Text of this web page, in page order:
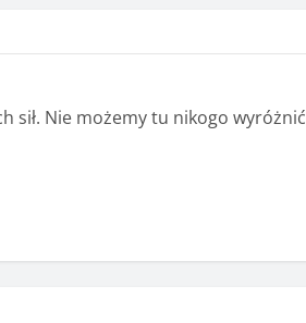
sił. Nie możemy tu nikogo wyróżnić